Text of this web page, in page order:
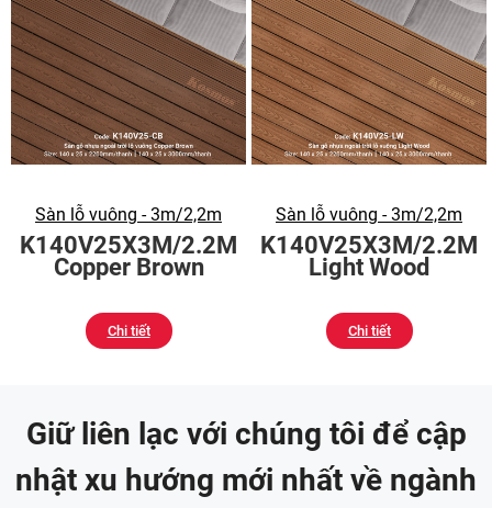
Sàn lỗ vuông - 3m/2,2m
K140V25X3M/2.2M
Copper Brown
Chi tiết
Sàn lỗ vuông - 3m/2,2m
K140V25X3M/2.2M
Light Wood
Chi tiết
Giữ liên lạc với chúng tôi để cập
nhật xu hướng mới nhất về ngành